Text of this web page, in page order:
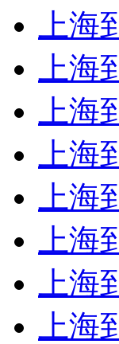
上海
上海
上海
上海
上海
上海
上海
上海